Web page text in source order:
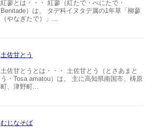
紅蓼とは・・・ 紅蓼（紅たで・べにたで・
Benitade）は、 タデ科イヌタデ属の1年草「柳蓼
（やなぎたで）」...
土佐甘とう
土佐甘とうとは・・・ 土佐甘とう（とさあまと
う・Tosa amatou）は、 主に高知県南国市、梼原
町、津野町...
むじなそば